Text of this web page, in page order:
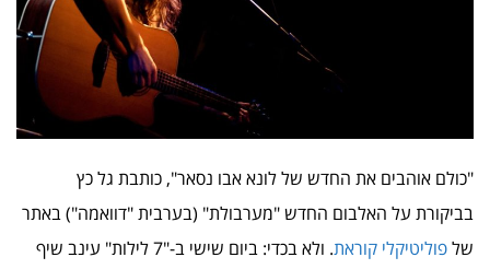
"כולם אוהבים את החדש של לונא אבו נסאר", כותבת גל כץ
בביקורת על האלבום החדש "מערבולת" (בערבית "דוואמה") באתר
שלפוליטיקלי קוראת
. ולא בכדי: ביום שישי ב-"7 לילות" עינב שיף